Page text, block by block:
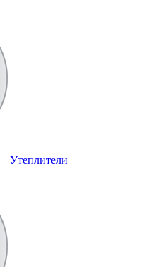
Утеплители